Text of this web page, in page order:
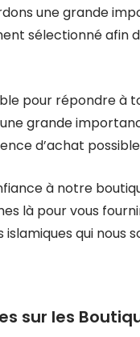
une grande
sélectionné
pour répondre à
grande
d’achat
à notre
là pour vous
qui nous
sur les